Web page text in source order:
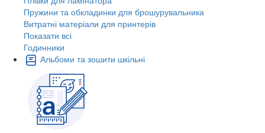
Пружини та обкладинки для брошурувальника
Витратні матеріали для принтерів
Показати всі
Годинники
Альбоми та зошити шкільні